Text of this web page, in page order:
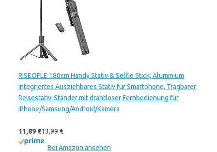
RISEOFLE 180cm Handy Stativ & Selfie Stick, Aluminium
Integriertes Ausziehbares Stativ für Smartphone, Tragbarer
Reisestativ-Ständer mit drahtloser Fernbedienung für
iPhone/Samsung/Android/Kamera
11,89 €13,99 €
Bei Amazon ansehen